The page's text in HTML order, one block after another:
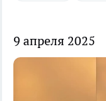
9 апреля 2025